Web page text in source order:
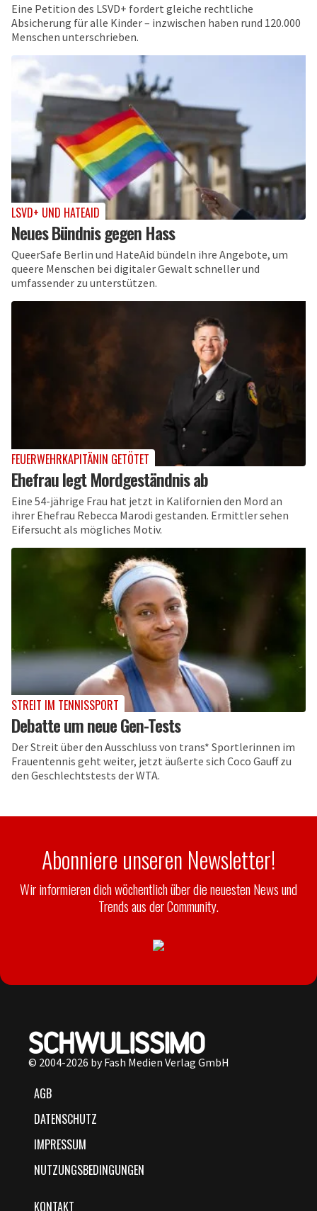
Eine Petition des LSVD+ fordert gleiche rechtliche
Absicherung für alle Kinder – inzwischen haben rund 120.000
Menschen unterschrieben.
LSVD+ UND HATEAID
Neues Bündnis gegen Hass
QueerSafe Berlin und HateAid bündeln ihre Angebote, um
queere Menschen bei digitaler Gewalt schneller und
umfassender zu unterstützen.
FEUERWEHRKAPITÄNIN GETÖTET
Ehefrau legt Mordgeständnis ab
Eine 54-jährige Frau hat jetzt in Kalifornien den Mord an
ihrer Ehefrau Rebecca Marodi gestanden. Ermittler sehen
Eifersucht als mögliches Motiv.
STREIT IM TENNISSPORT
Debatte um neue Gen-Tests
Der Streit über den Ausschluss von trans* Sportlerinnen im
Frauentennis geht weiter, jetzt äußerte sich Coco Gauff zu
den Geschlechtstests der WTA.
Abonniere unseren Newsletter!
Wir informieren dich wöchentlich über die neuesten News und
Trends aus der Community.
© 2004-2026 by Fash Medien Verlag GmbH
AGB
DATENSCHUTZ
IMPRESSUM
NUTZUNGSBEDINGUNGEN
KONTAKT